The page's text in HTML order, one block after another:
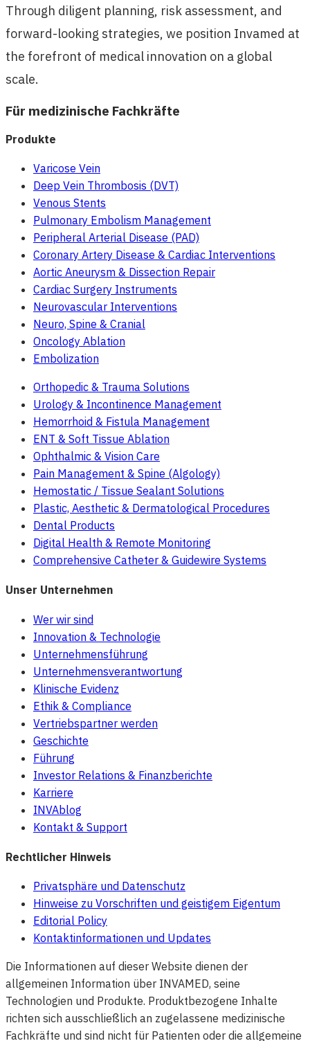
Through diligent planning, risk assessment, and
forward-looking strategies, we position Invamed at
the forefront of medical innovation on a global
scale.
Für medizinische Fachkräfte
Produkte
Varicose Vein
Deep Vein Thrombosis (DVT)
Venous Stents
Pulmonary Embolism Management
Peripheral Arterial Disease (PAD)
Coronary Artery Disease & Cardiac Interventions
Aortic Aneurysm & Dissection Repair
Cardiac Surgery Instruments
Neurovascular Interventions
Neuro, Spine & Cranial
Oncology Ablation
Embolization
Orthopedic & Trauma Solutions
Urology & Incontinence Management
Hemorrhoid & Fistula Management
ENT & Soft Tissue Ablation
Ophthalmic & Vision Care
Pain Management & Spine (Algology)
Hemostatic / Tissue Sealant Solutions
Plastic, Aesthetic & Dermatological Procedures
Dental Products
Digital Health & Remote Monitoring
Comprehensive Catheter & Guidewire Systems
Unser Unternehmen
Wer wir sind
Innovation & Technologie
Unternehmensführung
Unternehmensverantwortung
Klinische Evidenz
Ethik & Compliance
Vertriebspartner werden
Geschichte
Führung
Investor Relations & Finanzberichte
Karriere
INVAblog
Kontakt & Support
Rechtlicher Hinweis
Privatsphäre und Datenschutz
Hinweise zu Vorschriften und geistigem Eigentum
Editorial Policy
Kontaktinformationen und Updates
Die Informationen auf dieser Website dienen der
allgemeinen Information über INVAMED, seine
Technologien und Produkte. Produktbezogene Inhalte
richten sich ausschließlich an zugelassene medizinische
Fachkräfte und sind nicht für Patienten oder die allgemeine